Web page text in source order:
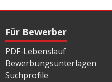
Für Bewerber
PDF-Lebenslauf
Bewerbungsunterlagen
Suchprofile